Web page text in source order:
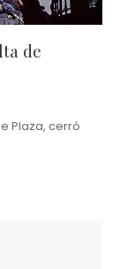
de
Plaza, cerró